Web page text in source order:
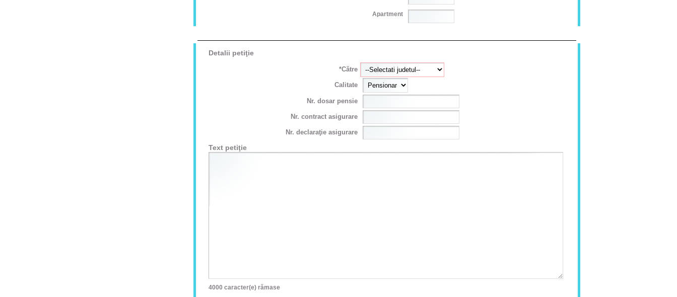
Apartment
Detalii petiţie
*Către
Calitate
Nr. dosar pensie
Nr. contract asigurare
Nr. declaraţie asigurare
Text petiţie
4000 caracter(e) rămase